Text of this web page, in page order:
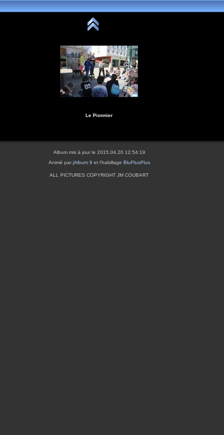
Le Pionnier
Album mis à jour le 2015.04.20 12:54:19
Animé par jAlbum 9 et l'habillage BluPlusPlus
ALL PICTURES COPYRIGHT JM COUBART